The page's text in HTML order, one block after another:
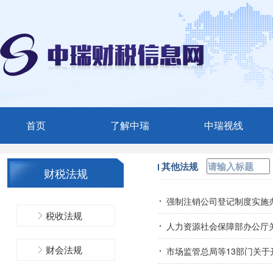
首页 了解中瑞
中瑞简介
中瑞视线
媒体聚焦
财税法规
税收法规
财会法规
其他法规
强制注销公司登记制度实施
人力资源社会保障部办公
市场监管总局等13部门关